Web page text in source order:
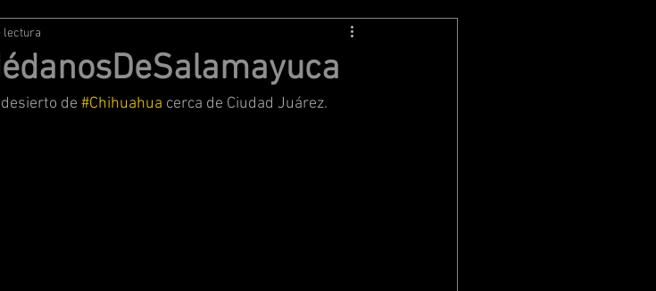
lectura
de #Chihuahua cerca de Ciudad Juárez.